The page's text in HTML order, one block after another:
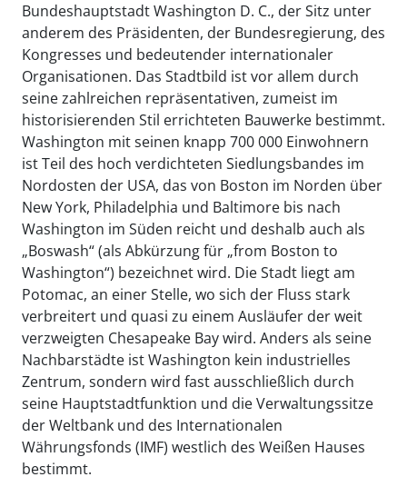
Bundeshauptstadt Washington D. C., der Sitz unter
anderem des Präsidenten, der Bundesregierung, des
Kongresses und bedeutender internationaler
Organisationen. Das Stadtbild ist vor allem durch
seine zahlreichen repräsentativen, zumeist im
historisierenden Stil errichteten Bauwerke bestimmt.
Washington mit seinen knapp 700 000 Einwohnern
ist Teil des hoch verdichteten Siedlungsbandes im
Nordosten der USA, das von Boston im Norden über
New York, Philadelphia und Baltimore bis nach
Washington im Süden reicht und deshalb auch als
„Boswash“ (als Abkürzung für „from Boston to
Washington“) bezeichnet wird. Die Stadt liegt am
Potomac, an einer Stelle, wo sich der Fluss stark
verbreitert und quasi zu einem Ausläufer der weit
verzweigten Chesapeake Bay wird. Anders als seine
Nachbarstädte ist Washington kein industrielles
Zentrum, sondern wird fast ausschließlich durch
seine Hauptstadtfunktion und die Verwaltungssitze
der Weltbank und des Internationalen
Währungsfonds (IMF) westlich des Weißen Hauses
bestimmt.